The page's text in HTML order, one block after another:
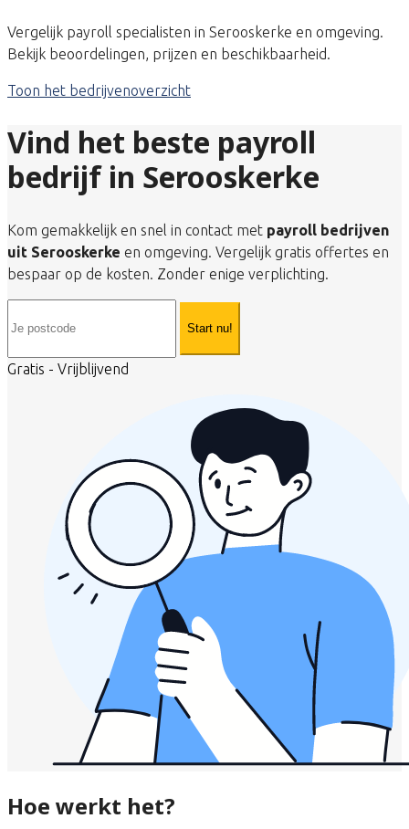
Vergelijk payroll specialisten in Serooskerke en omgeving.
Bekijk beoordelingen, prijzen en beschikbaarheid.
Toon het bedrijvenoverzicht
Vind het beste payroll
bedrijf in Serooskerke
Kom gemakkelijk en snel in contact met payroll bedrijven
uit Serooskerke en omgeving. Vergelijk gratis offertes en
bespaar op de kosten. Zonder enige verplichting.
Start nu!
Gratis - Vrijblijvend
Hoe werkt het?